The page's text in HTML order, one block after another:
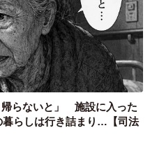
さんは「飾り方は思って
男が唱えた『方言周圏
心円状に広がっているわ
す。正月とは関係のない
墓石の上に昆布を載せて
い。
た正月飾りに関する先行
帰らないと」 施設に入った
暮らしは行き詰まり…【司法